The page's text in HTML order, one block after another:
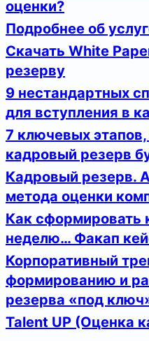
оценки?
Подробнее об
Скачать White
резерву
9 нестандартных
для вступления в
7 ключевых
кадровый резерв
Кадровый резерв.
метода оценки
Как сформировать
неделю… Факап
Корпоративный
формированию и
резерва «под
Talent UP (Оценка